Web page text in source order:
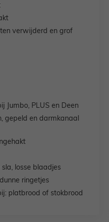
verwijderd en grof
Jumbo, PLUS en Deen
gepeld en darmkanaal
sla, losse blaadjes
ringetjes
platbrood of stokbrood